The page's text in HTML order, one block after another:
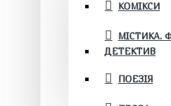
КОМІКСИ
МІСТИКА.
ДЕТЕКТИВ
ПОЕЗІЯ